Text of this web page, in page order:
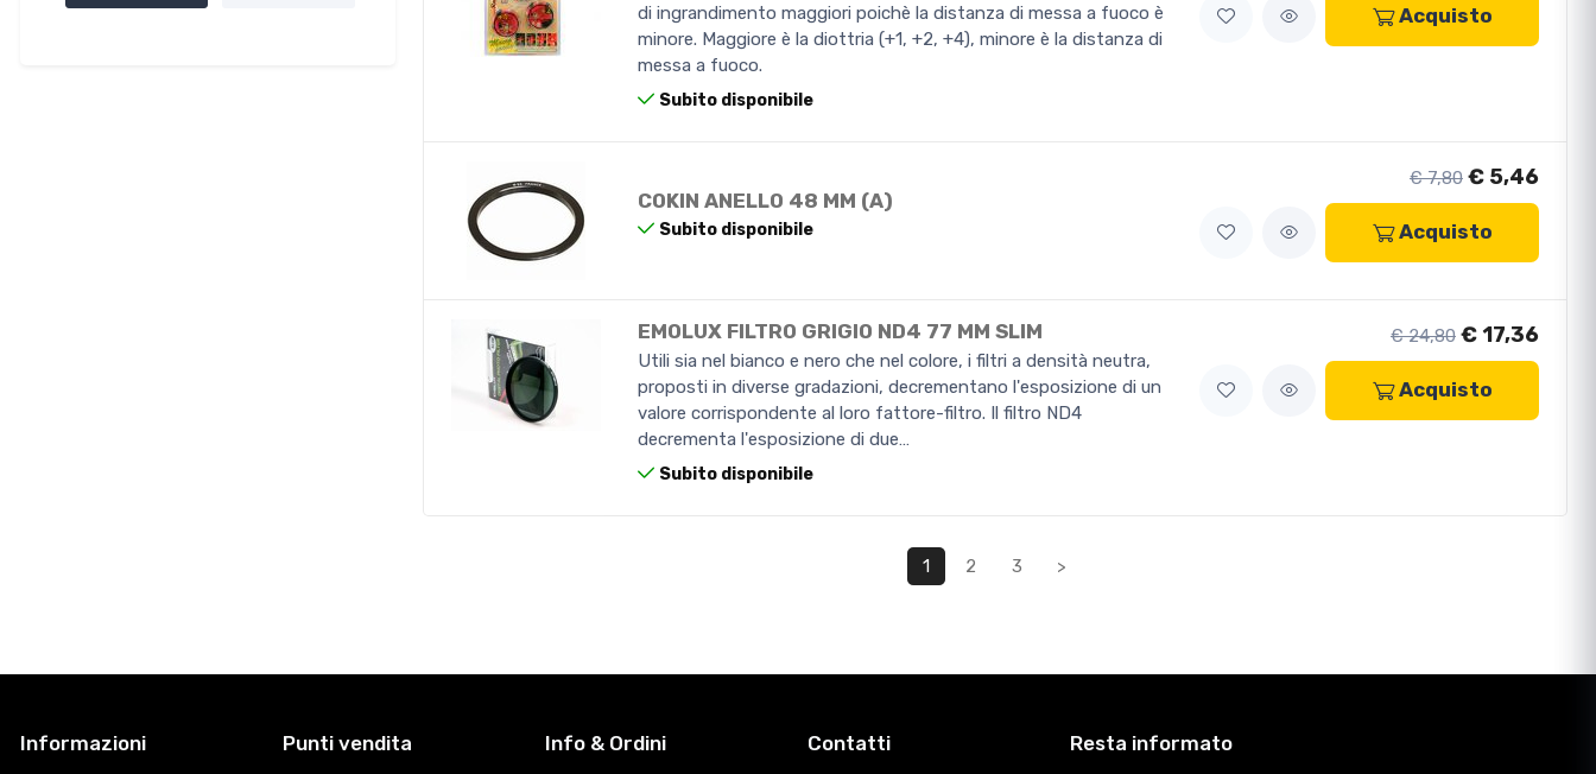
di ingrandimento maggiori poichè la distanza di messa a fuoco è
minore. Maggiore è la diottria (+1, +2, +4), minore è la distanza di
messa a fuoco.
Subito disponibile
Acquisto
COKIN ANELLO 48 MM (A)
Subito disponibile
€ 7,80 € 5,46
Acquisto
EMOLUX FILTRO GRIGIO ND4 77 MM SLIM
Utili sia nel bianco e nero che nel colore, i filtri a densità neutra,
proposti in diverse gradazioni, decrementano l'esposizione di un
valore corrispondente al loro fattore-filtro. Il filtro ND4
decrementa l'esposizione di due…
Subito disponibile
€ 24,80 € 17,36
Acquisto
1 2 3 >
Informazioni Punti vendita Info & Ordini Contatti Resta informato